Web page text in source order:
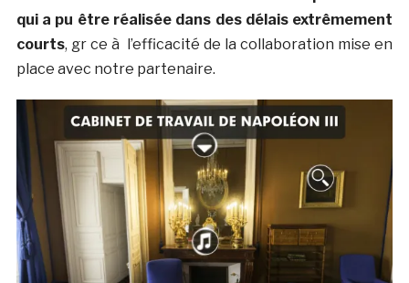
qui a pu être réalisée dans des délais extrêmement
courts, gr ce à l’efficacité de la collaboration mise en
place avec notre partenaire.